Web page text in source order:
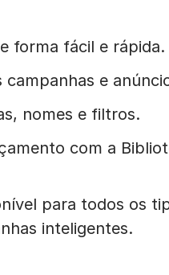
forma fácil e rápida.
e
nomes e filtros.
com a
para todos os
inteligentes.